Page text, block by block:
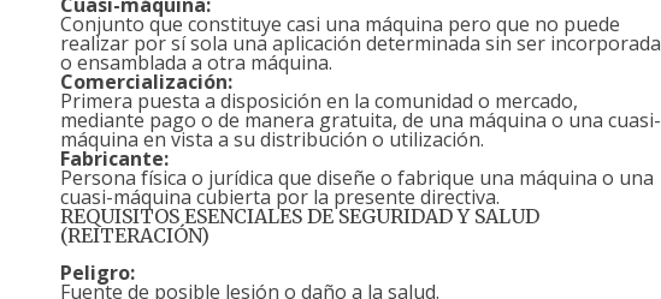
Conjunto que constituye casi una máquina pero que no puede
realizar por sí sola una aplicación determinada sin ser incorporada
o ensamblada a otra máquina.
Comercialización:
Primera puesta a disposición en la comunidad o mercado,
mediante pago o de manera gratuita, de una máquina o una cuasi-
máquina en vista a su distribución o utilización.
Fabricante:
Persona física o jurídica que diseñe o fabrique una máquina o una
cuasi-máquina cubierta por la presente directiva.
REQUISITOS ESENCIALES DE SEGURIDAD Y SALUD
(REITERACIÓN)
Peligro:
Fuente de posible lesión o daño a la salud.